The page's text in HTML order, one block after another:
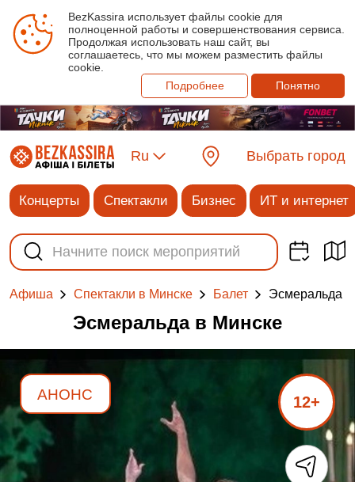
BezKassira использует файлы cookie для
полноценной работы и совершенствования сервиса.
Продолжая использовать наш сайт, вы
соглашаетесь, что мы можем разместить файлы
cookie.
Подробнее
Понятно
Ru Выбрать город
Концерты Спектакли Бизнес ИТ и интернет
Афиша Спектакли в Минске Балет Эсмеральда
Эсмеральда в Минске
АНОНС 12+